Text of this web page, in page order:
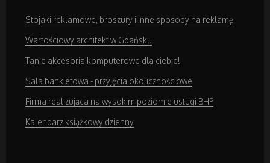
Strony Internetowe
Kontakt
Stojaki reklamowe, broszury i inne sposoby na reklamę
Wartościowy architekt w Gdańsku
Tanie akcesoria komputerowe dla ciebie!
Sala bankietowa - przyjęcia okolicznościowe
Firma realizująca na wysokim poziomie usługi BHP
Kalendarz książkowy dzienny